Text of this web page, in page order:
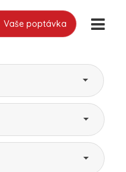
Vaše poptávka